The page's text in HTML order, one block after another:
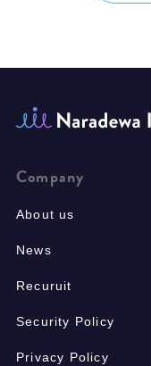
Company
About us
News
Recuruit
Security Policy
Privacy Policy